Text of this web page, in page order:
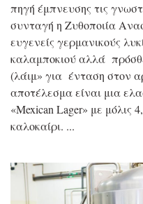
πηγή έμπνευσης τις
συνταγή η Ζυθοποιία
ευγενείς γερμανικούς
καλαμποκιού αλλά
(λάιμ» για ένταση στον
αποτέλεσμα είναι μια
«Mexican Lager» με μόλις
καλοκαίρι.